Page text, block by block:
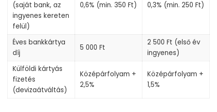
(saját bank, az
ingyenes kereten
felül)
0,6% (min. 350 Ft) 0,3% (min. 250 Ft)
Éves bankkártya
díj
5 000 Ft
2 500 Ft (első év
ingyenes)
Külföldi kártyás
fizetés
(devizaátváltás)
Középárfolyam +
2,5%
Középárfolyam +
1,5%